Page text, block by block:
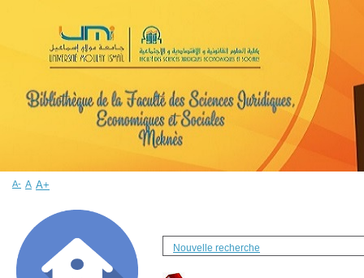
Nouvelle recherche
A- A A+